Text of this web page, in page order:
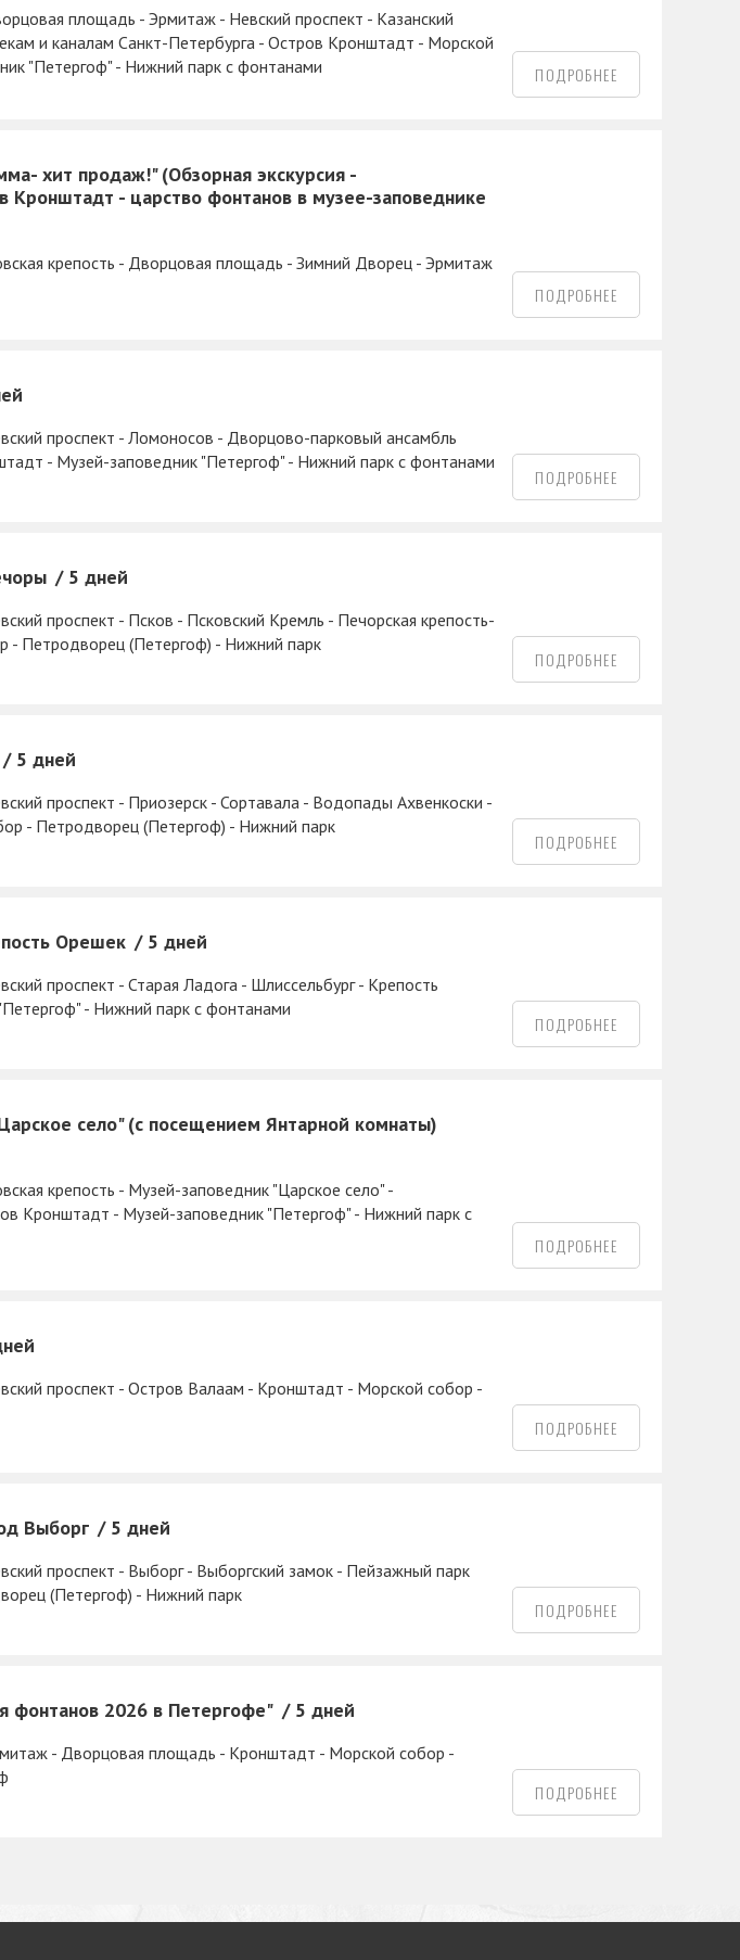
площадь - Эрмитаж - Невский проспект - Казанский
и каналам Санкт-Петербурга - Остров Кронштадт - Морской
"Петергоф" - Нижний парк с фонтанами
ПОДРОБНЕЕ
хит продаж!" (Обзорная экскурсия -
Кронштадт - царство фонтанов в музее-заповеднике
крепость - Дворцовая площадь - Зимний Дворец - Эрмитаж
ПОДРОБНЕЕ
проспект - Ломоносов - Дворцово-парковый ансамбль
- Музей-заповедник "Петергоф" - Нижний парк с фонтанами
ПОДРОБНЕЕ
5 дней
проспект - Псков - Псковский Кремль - Печорская крепость-
- Петродворец (Петергоф) - Нижний парк
ПОДРОБНЕЕ
5 дней
проспект - Приозерск - Сортавала - Водопады Ахвенкоски -
- Петродворец (Петергоф) - Нижний парк
ПОДРОБНЕЕ
Орешек 5 дней
проспект - Старая Ладога - Шлиссельбург - Крепость
- Нижний парк с фонтанами
ПОДРОБНЕЕ
село" (с посещением Янтарной комнаты)
крепость - Музей-заповедник "Царское село" -
Кронштадт - Музей-заповедник "Петергоф" - Нижний парк с
ПОДРОБНЕЕ
проспект - Остров Валаам - Кронштадт - Морской собор -
ПОДРОБНЕЕ
Выборг 5 дней
проспект - Выборг - Выборгский замок - Пейзажный парк
(Петергоф) - Нижний парк
ПОДРОБНЕЕ
фонтанов 2026 в Петергофе" 5 дней
- Дворцовая площадь - Кронштадт - Морской собор -
ПОДРОБНЕЕ